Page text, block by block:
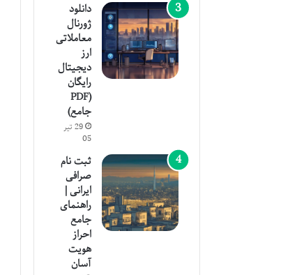
دانلود
ژورنال
معاملاتی
ارز
دیجیتال
رایگان
(PDF
جامع)
29 تیر
05
ثبت نام
صرافی
ایرانی |
راهنمای
جامع
احراز
هویت
آسان